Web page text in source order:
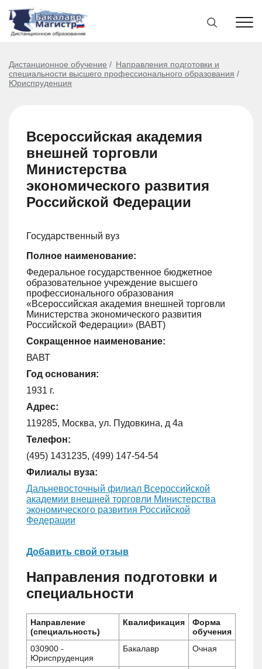
Дистанционное обучение
Направления подготовки и
специальности высшего профессионального образования
Юриспруденция
Всероссийская академия
внешней торговли
Министерства
экономического развития
Российской Федерации
Государственный вуз
Полное наименование:
Федеральное государственное бюджетное
образовательное учреждение высшего
профессионального образования
«Всероссийская академия внешней торговли
Министерства экономического развития
Российской Федерации» (ВАВТ)
Сокращенное наименование:
ВАВТ
Год основания:
1931 г.
Адрес:
119285, Москва, ул. Пудовкина, д 4а
Телефон:
(495) 1431235, (499) 147-54-54
Филиалы вуза:
Дальневосточный филиал Всероссийской
академии внешней торговли Министерства
экономического развития Российской
Федерации
Добавить свой отзыв
Направления подготовки и
специальности
Направление
(специальность)
Квалификация
Форма
обучения
030900 -
Юриспруденция
Бакалавр Очная